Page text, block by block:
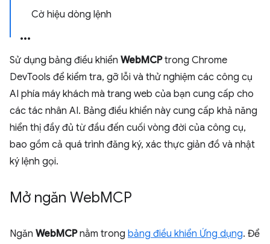
Cờ hiệu dòng lệnh
Sử dụng bảng điều khiển WebMCPtrong Chrome
DevTools để kiểm tra, gỡ lỗi và thử nghiệm các công cụ
AI phía máy khách mà trang web của bạn cung cấp cho
các tác nhân AI. Bảng điều khiển này cung cấp khả năng
hiển thị đầy đủ từ đầu đến cuối vòng đời của công cụ,
bao gồm cả quá trình đăng ký, xác thực giản đồ và nhật
ký lệnh gọi.
Mở ngăn WebMCP
Ngăn WebMCPnằm trong bảng điều khiển Ứng dụng. Để